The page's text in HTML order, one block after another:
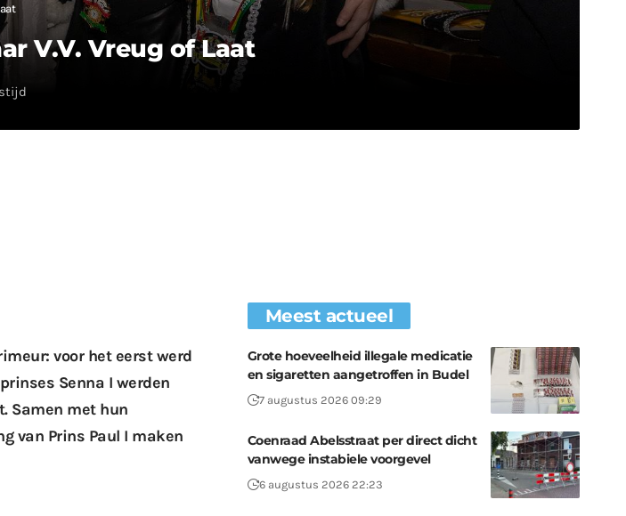
V.V. Vreug of Laat
voor het eerst werd
Senna I werden
Samen met hun
van Prins Paul I maken
Meest actueel
Grote hoeveelheid illegale medicatie
en sigaretten aangetroffen in Budel
7 augustus 2026 09:29
Coenraad Abelsstraat per direct dicht
vanwege instabiele voorgevel
6 augustus 2026 22:23